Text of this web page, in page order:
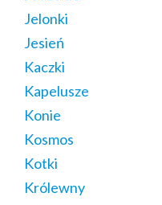
Jelonki
Jesień
Kaczki
Kapelusze
Konie
Kosmos
Kotki
Królewny